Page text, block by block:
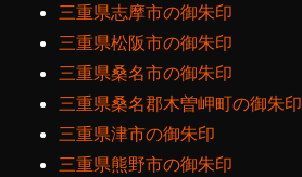
三重県志摩市の御朱印
三重県松阪市の御朱印
三重県桑名市の御朱印
三重県桑名郡木曽岬町の御朱印
三重県津市の御朱印
三重県熊野市の御朱印